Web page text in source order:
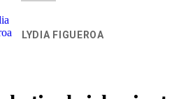
LYDIA FIGUEROA